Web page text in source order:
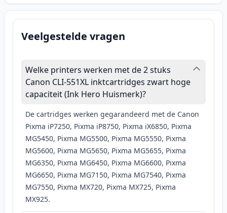
Veelgestelde vragen
Welke printers werken met de 2 stuks
Canon CLI-551XL inktcartridges zwart hoge
capaciteit (Ink Hero Huismerk)?
De cartridges werken gegarandeerd met de Canon
Pixma iP7250, Pixma iP8750, Pixma iX6850, Pixma
MG5450, Pixma MG5500, Pixma MG5550, Pixma
MG5600, Pixma MG5650, Pixma MG5655, Pixma
MG6350, Pixma MG6450, Pixma MG6600, Pixma
MG6650, Pixma MG7150, Pixma MG7540, Pixma
MG7550, Pixma MX720, Pixma MX725, Pixma
MX925.